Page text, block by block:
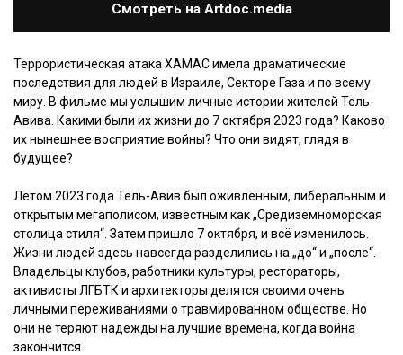
Смотреть на Artdoc.media
Террористическая атака ХАМАС имела драматические
последствия для людей в Израиле, Секторе Газа и по всему
миру. В фильме мы услышим личные истории жителей Тель-
Авива. Какими были их жизни до 7 октября 2023 года? Каково
их нынешнее восприятие войны? Что они видят, глядя в
будущее?
Летом 2023 года Тель-Авив был оживлённым, либеральным и
открытым мегаполисом, известным как „Средиземноморская
столица стиля“. Затем пришло 7 октября, и всё изменилось.
Жизни людей здесь навсегда разделились на „до“ и „после“.
Владельцы клубов, работники культуры, рестораторы,
активисты ЛГБТК и архитекторы делятся своими очень
личными переживаниями о травмированном обществе. Но
они не теряют надежды на лучшие времена, когда война
закончится.